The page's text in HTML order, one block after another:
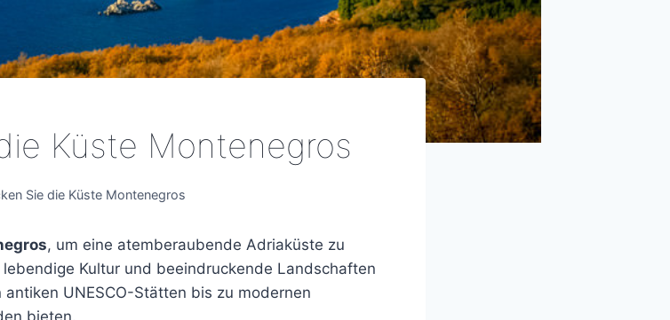
Küste Montenegros
Sie die Küste Montenegros
, um eine atemberaubende Adriaküste zu
Kultur und beeindruckende Landschaften
UNESCO-Stätten bis zu modernen
bieten.